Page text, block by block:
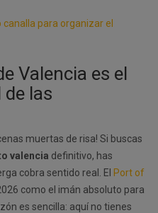
para organizar el
Valencia es el
las
muertas de risa! Si buscas
valencia definitivo, has
cobra sentido real. El Port of
como el imán absoluto para
es sencilla: aquí no tienes